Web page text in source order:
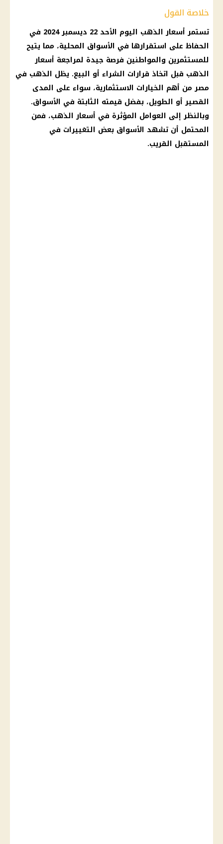
خلاصة القول
تستمر أسعار الذهب اليوم الأحد 22 ديسمبر 2024 في
الحفاظ على استقرارها في الأسواق المحلية، مما يتيح
للمستثمرين والمواطنين فرصة جيدة لمراجعة أسعار
الذهب قبل اتخاذ قرارات الشراء أو البيع. يظل الذهب في
مصر من أهم الخيارات الاستثمارية، سواء على المدى
القصير أو الطويل، بفضل قيمته الثابتة في الأسواق.
وبالنظر إلى العوامل المؤثرة في أسعار الذهب، فمن
المحتمل أن تشهد الأسواق بعض التغييرات في
المستقبل القريب.